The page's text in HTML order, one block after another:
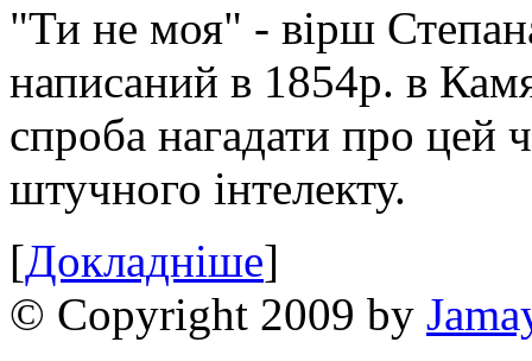
"Ти не моя" - вірш
написаний в 1854р. в
спроба нагадати про цей
штучного інтелекту.
[Докладніше]
© Copyright 2009 by